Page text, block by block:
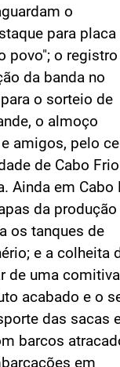
o
para
povo"; o registro
da banda no
o sorteio de
o almoço
amigos, pelo
de Cabo
Ainda em Cabo
da
os tanques de
e a colheita
de uma
acabado e o
das sacas
barcos
em